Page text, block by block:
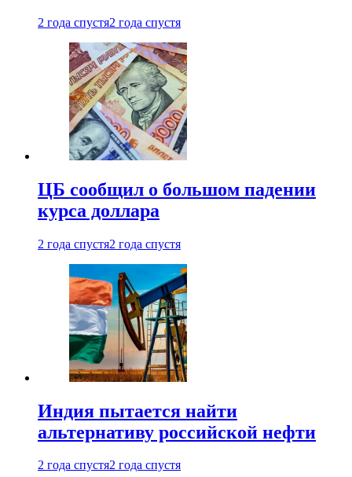
2 года спустя2 года спустя
ЦБ сообщил о большом падении
курса доллара
2 года спустя2 года спустя
Индия пытается найти
альтернативу российской нефти
2 года спустя2 года спустя